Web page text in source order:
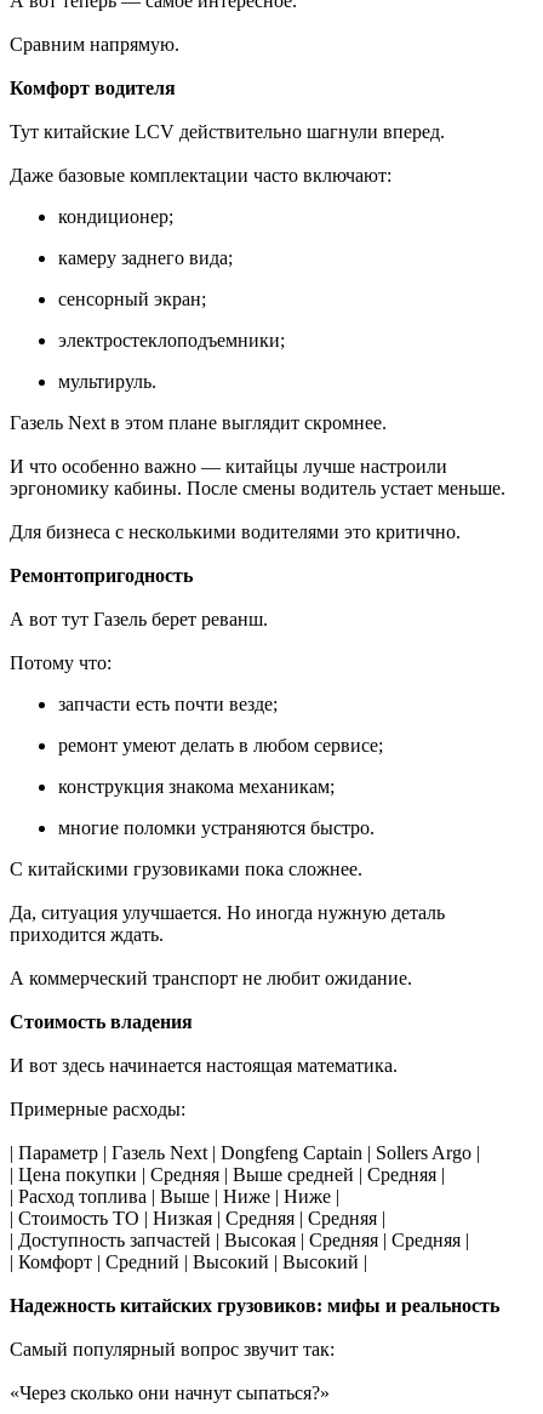
Сравним напрямую.
Комфорт водителя
Тут китайские LCV действительно шагнули вперед.
Даже базовые комплектации часто включают:
кондиционер;
камеру заднего вида;
сенсорный экран;
электростеклоподъемники;
мультируль.
Газель Next в этом плане выглядит скромнее.
И что особенно важно — китайцы лучше настроили
эргономику кабины. После смены водитель устает меньше.
Для бизнеса с несколькими водителями это критично.
Ремонтопригодность
А вот тут Газель берет реванш.
Потому что:
запчасти есть почти везде;
ремонт умеют делать в любом сервисе;
конструкция знакома механикам;
многие поломки устраняются быстро.
С китайскими грузовиками пока сложнее.
Да, ситуация улучшается. Но иногда нужную деталь
приходится ждать.
А коммерческий транспорт не любит ожидание.
Стоимость владения
И вот здесь начинается настоящая математика.
Примерные расходы:
| Параметр | Газель Next | Dongfeng Captain | Sollers Argo |
| Цена покупки | Средняя | Выше средней | Средняя |
| Расход топлива | Выше | Ниже | Ниже |
| Стоимость ТО | Низкая | Средняя | Средняя |
| Доступность запчастей | Высокая | Средняя | Средняя |
| Комфорт | Средний | Высокий | Высокий |
Надежность китайских грузовиков: мифы и реальность
Самый популярный вопрос звучит так:
«Через сколько они начнут сыпаться?»